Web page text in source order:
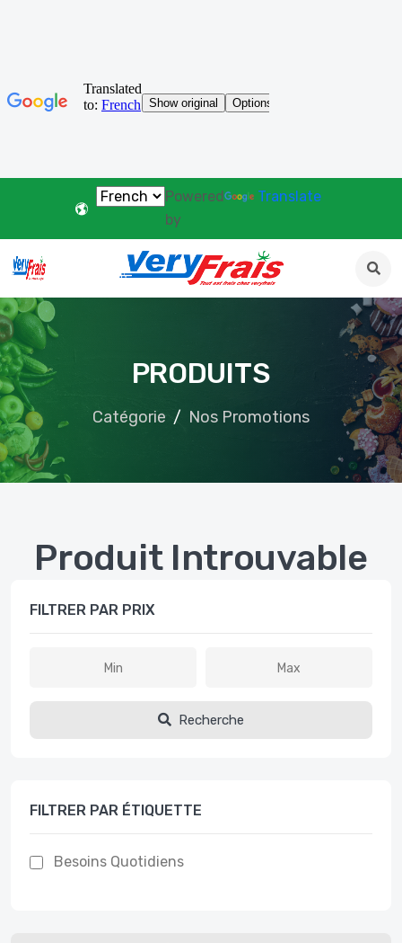
Powered
by
Translate
PRODUITS
Catégorie Nos Promotions
FILTRER PAR PRIX
Recherche
FILTRER PAR ÉTIQUETTE
Besoins Quotidiens
Produit Introuvable